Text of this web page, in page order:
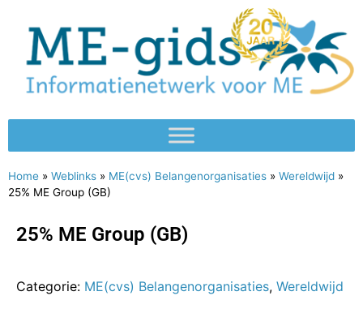
Home » Weblinks » ME(cvs) Belangenorganisaties » Wereldwijd »
25% ME Group (GB)
25% ME Group (GB)
Categorie: ME(cvs) Belangenorganisaties, Wereldwijd